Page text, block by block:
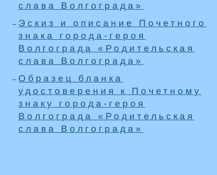
слава Волгограда»
Эскиз и описание Почетного
знака города-героя
Волгограда «Родительская
слава Волгограда»
Образец бланка
удостоверения к Почетному
знаку города-героя
Волгограда «Родительская
слава Волгограда»